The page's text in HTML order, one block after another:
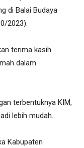
di Balai Budaya
2023).
terima kasih
dalam
terbentuknya KIM,
lebih mudah.
Kabupaten